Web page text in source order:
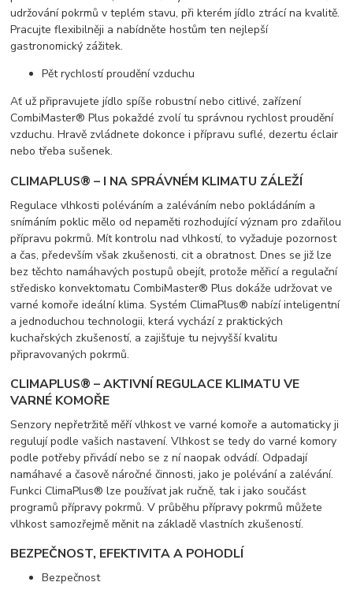
udržování pokrmů v teplém stavu, při kterém jídlo ztrácí na kvalitě.
Pracujte flexibilněji a nabídněte hostům ten nejlepší
gastronomický zážitek.
Pět rychlostí proudění vzduchu
Ať už připravujete jídlo spíše robustní nebo citlivé, zařízení
CombiMaster® Plus pokaždé zvolí tu správnou rychlost proudění
vzduchu. Hravě zvládnete dokonce i přípravu suflé, dezertu éclair
nebo třeba sušenek.
CLIMAPLUS® – I NA SPRÁVNÉM KLIMATU ZÁLEŽÍ
Regulace vlhkosti poléváním a zaléváním nebo pokládáním a
snímáním poklic mělo od nepaměti rozhodující význam pro zdařilou
přípravu pokrmů. Mít kontrolu nad vlhkostí, to vyžaduje pozornost
a čas, především však zkušenosti, cit a obratnost. Dnes se již lze
bez těchto namáhavých postupů obejít, protože měřicí a regulační
středisko konvektomatu CombiMaster® Plus dokáže udržovat ve
varné komoře ideální klima. Systém ClimaPlus® nabízí inteligentní
a jednoduchou technologii, která vychází z praktických
kuchařských zkušeností, a zajišťuje tu nejvyšší kvalitu
připravovaných pokrmů.
CLIMAPLUS® – AKTIVNÍ REGULACE KLIMATU VE
VARNÉ KOMOŘE
Senzory nepřetržitě měří vlhkost ve varné komoře a automaticky ji
regulují podle vašich nastavení. Vlhkost se tedy do varné komory
podle potřeby přivádí nebo se z ní naopak odvádí. Odpadají
namáhavé a časově náročné činnosti, jako je polévání a zalévání.
Funkci ClimaPlus® lze používat jak ručně, tak i jako součást
programů přípravy pokrmů. V průběhu přípravy pokrmů můžete
vlhkost samozřejmě měnit na základě vlastních zkušeností.
BEZPEČNOST, EFEKTIVITA A POHODLÍ
Bezpečnost